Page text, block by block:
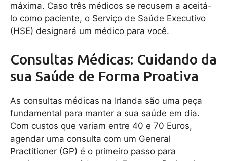
máxima. Caso três médicos se recusem a aceitá-
lo como paciente, o Serviço de Saúde Executivo
(HSE) designará um médico para você.
Consultas Médicas: Cuidando da
sua Saúde de Forma Proativa
As consultas médicas na Irlanda são uma peça
fundamental para manter a sua saúde em dia.
Com custos que variam entre 40 e 70 Euros,
agendar uma consulta com um General
Practitioner (GP) é o primeiro passo para